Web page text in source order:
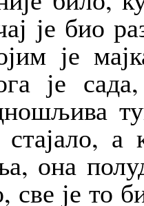
је био
је
је
а
она
све је то